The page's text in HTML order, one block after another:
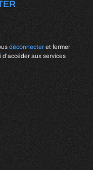
déconnecteret fermer
aux services